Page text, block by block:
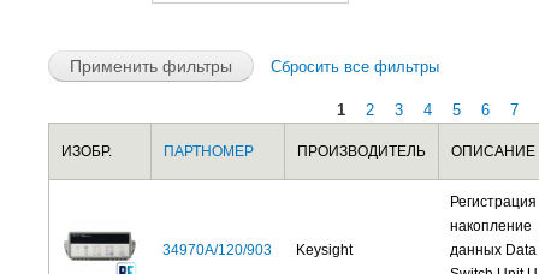
Сбросить Сбросить Сбросить
Сбросить все фильтры
Страницы
1 2 3 4 5 6 7
ИЗОБР. ПАРТНОМЕР ПРОИЗВОДИТЕЛЬ ОПИСАНИЕ
34970A/120/903 Keysight
накопление
данных Data